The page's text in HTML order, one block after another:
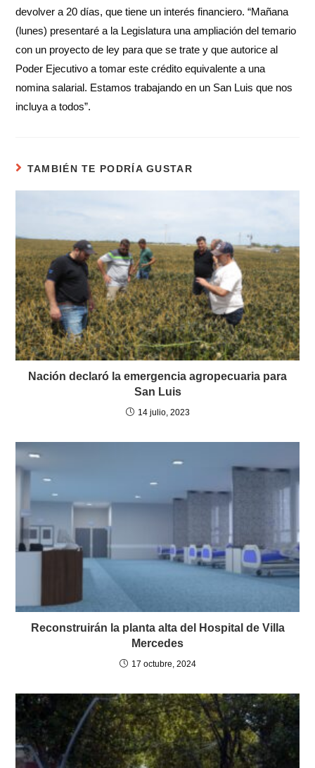
devolver a 20 días, que tiene un interés financiero. “Mañana
(lunes) presentaré a la Legislatura una ampliación del temario
con un proyecto de ley para que se trate y que autorice al
Poder Ejecutivo a tomar este crédito equivalente a una
nomina salarial. Estamos trabajando en un San Luis que nos
incluya a todos”.
TAMBIÉN TE PODRÍA GUSTAR
Nación declaró la emergencia agropecuaria para
San Luis
14 julio, 2023
Reconstruirán la planta alta del Hospital de Villa
Mercedes
17 octubre, 2024